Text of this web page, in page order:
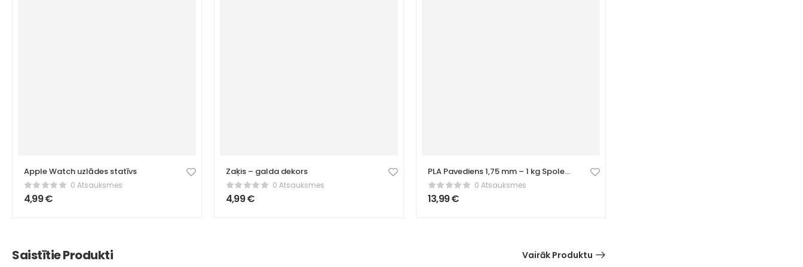
Apple Watch uzlādes statīvs
0 Atsauksmes
4,99€
Zaķis – galda dekors
0 Atsauksmes
4,99€
PLA Pavediens 1,75 mm – 1 kg Spole,
Balts
0 Atsauksmes
13,99€
Saistītie Produkti Vairāk Produktu